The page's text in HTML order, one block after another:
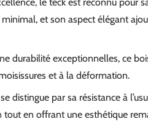
et son aspect élégant
durabilité exceptionnelles, ce
et à la déformation.
distingue par sa résistance à
tout en offrant une esthétique